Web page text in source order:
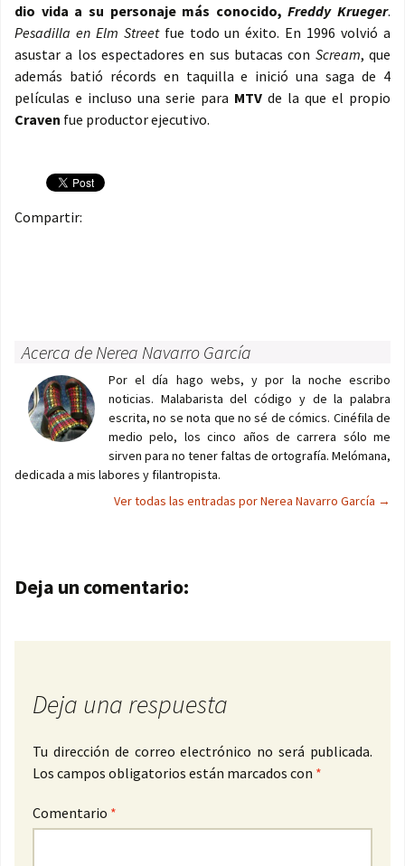
dio vida a su personaje más conocido,Freddy Krueger.
Pesadilla en Elm Streetfue todo un éxito. En 1996 volvió a
asustar a los espectadores en sus butacas con Scream, que
además batió récords en taquilla e inició una saga de 4
películas e incluso una serie para MTV de la que el propio
Craven fue productor ejecutivo.
Compartir:
Acerca de Nerea Navarro García
Por el día hago webs, y por la noche escribo
noticias. Malabarista del código y de la palabra
escrita, no se nota que no sé de cómics. Cinéfila de
medio pelo, los cinco años de carrera sólo me
sirven para no tener faltas de ortografía. Melómana,
dedicada a mis labores y filantropista.
Ver todas las entradas por Nerea Navarro García →
Navegación de entradas
Deja un comentario:
Deja una respuesta
Tu dirección de correo electrónico no será publicada.
Los campos obligatorios están marcados con *
Comentario *